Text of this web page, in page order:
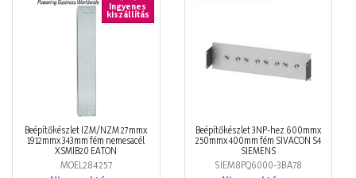
Ingyenes
kiszállítás
Beépítőkészlet IZM/NZM 27mmx
1912mmx 343mm fém nemesacél
XSMIB20 EATON
MOEL284257
Beépítőkészlet 3NP-hez 600mmx
250mmx 400mm fém SIVACON S4
SIEMENS
SIEM8PQ6000-3BA78